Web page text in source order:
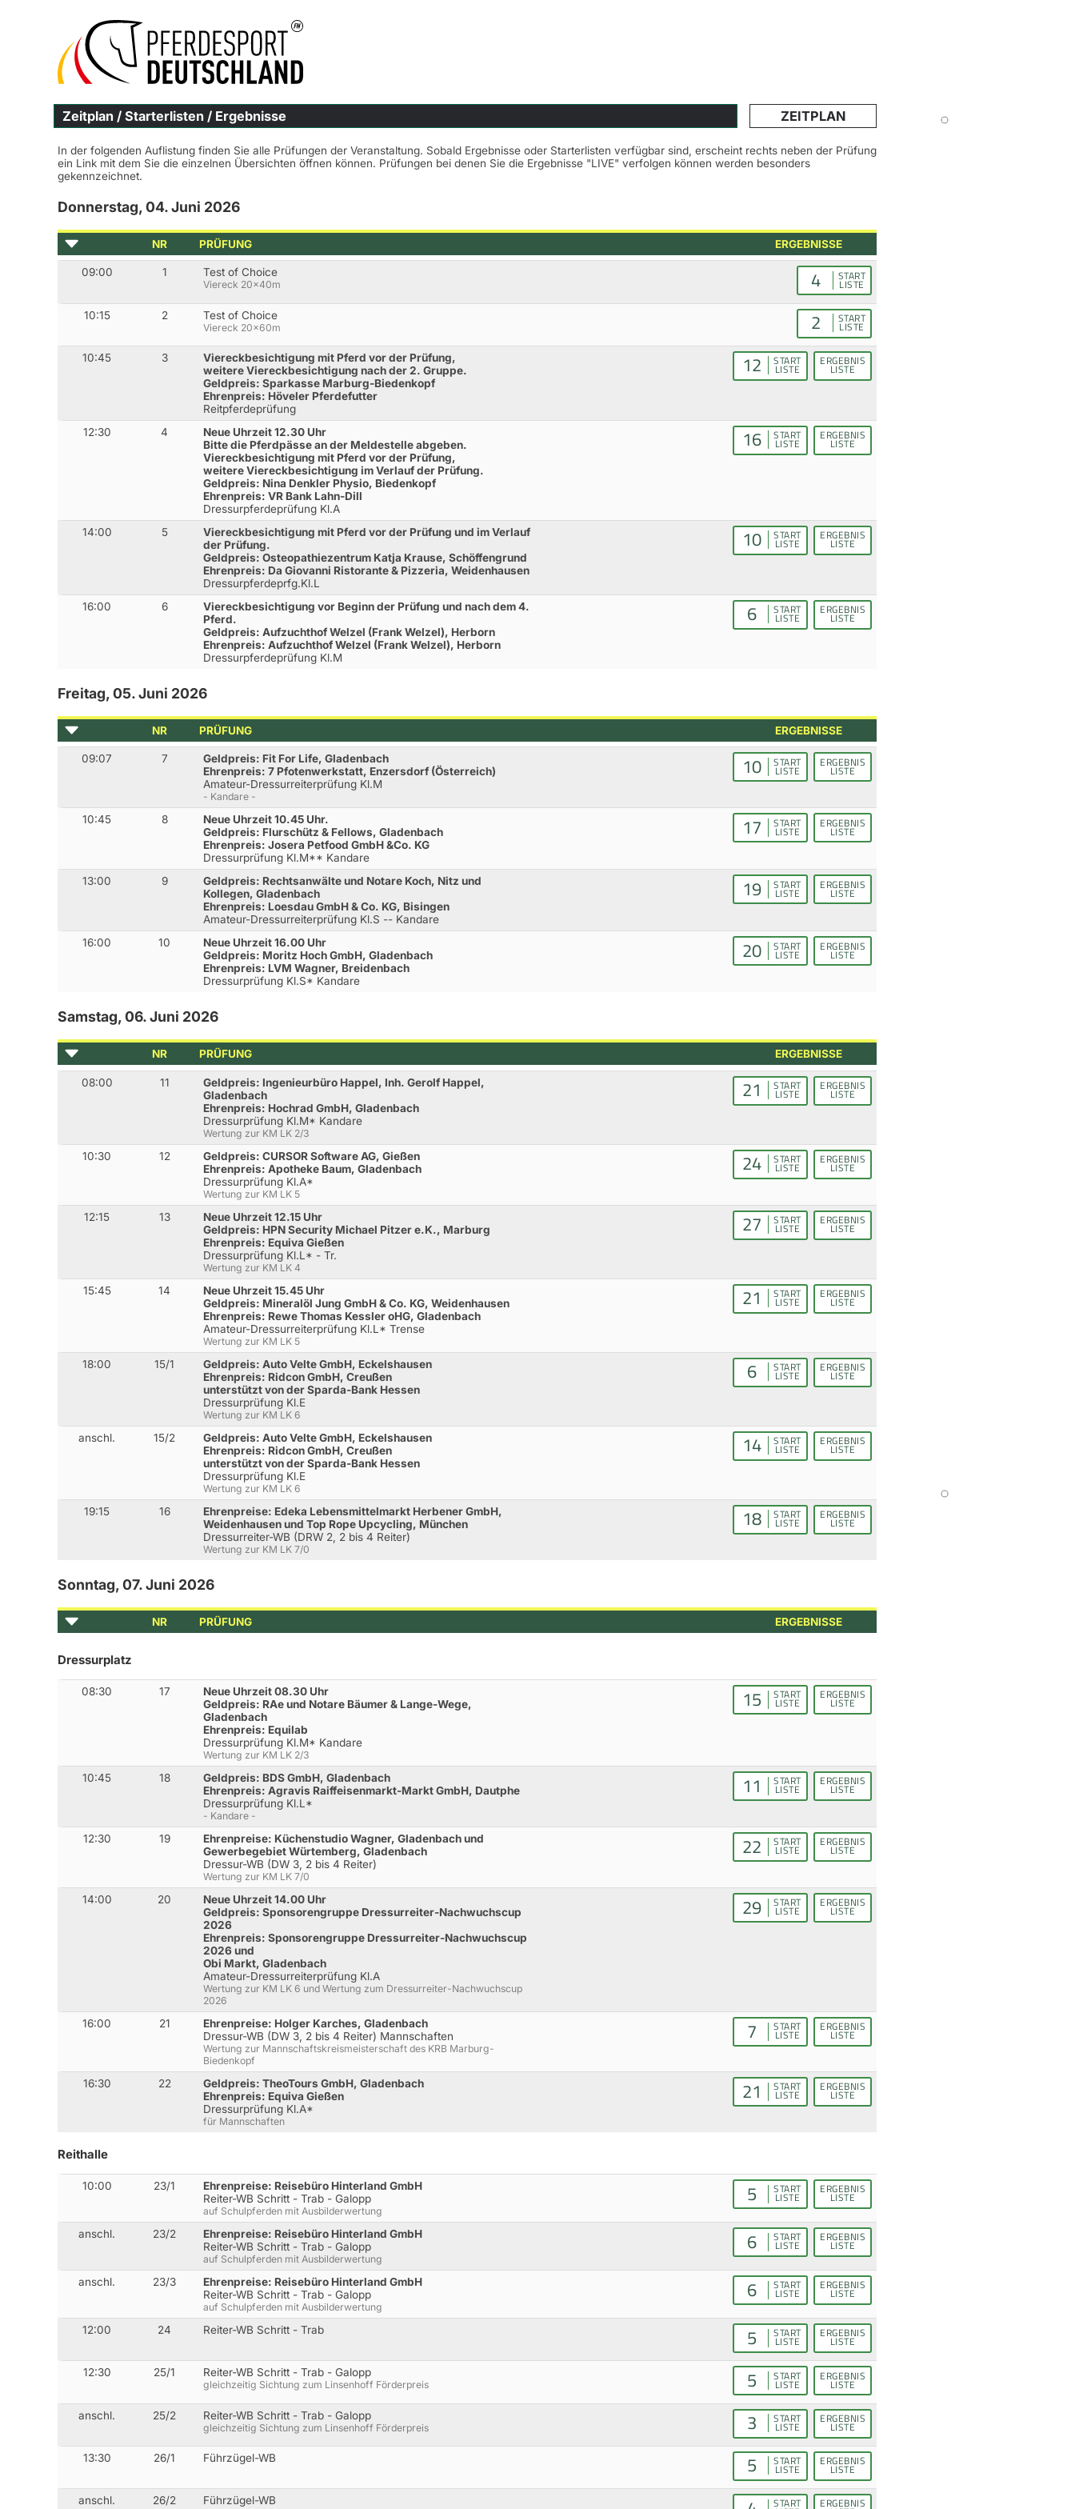
Zeitplan / Starterlisten / Ergebnisse ZEITPLAN
In der folgenden Auflistung finden Sie alle Prüfungen der Veranstaltung. Sobald Ergebnisse oder Starterlisten verfügbar sind, erscheint rechts neben der Prüfung
ein Link mit dem Sie die einzelnen Übersichten öffnen können. Prüfungen bei denen Sie die Ergebnisse "LIVE" verfolgen können werden besonders
gekennzeichnet.
Donnerstag, 04. Juni 2026
NR PRÜFUNG ERGEBNISSE
09:00 1 Test of Choice
Viereck 20x40m 4 START
LISTE
10:15 2 Test of Choice
Viereck 20x60m 2 START
LISTE
10:45 3
Viereckbesichtigung mit Pferd vor der Prüfung,
weitere Viereckbesichtigung nach der 2. Gruppe.
Geldpreis: Sparkasse Marburg-Biedenkopf
Ehrenpreis: Höveler Pferdefutter
Reitpferdeprüfung
12 START
LISTE
ERGEBNIS
LISTE
12:30 4
Neue Uhrzeit 12.30 Uhr
Bitte die Pferdpässe an der Meldestelle abgeben.
Viereckbesichtigung mit Pferd vor der Prüfung,
weitere Viereckbesichtigung im Verlauf der Prüfung.
Geldpreis: Nina Denkler Physio, Biedenkopf
Ehrenpreis: VR Bank Lahn-Dill
Dressurpferdeprüfung Kl.A
16 START
LISTE
ERGEBNIS
LISTE
14:00 5
Viereckbesichtigung mit Pferd vor der Prüfung und im Verlauf
der Prüfung.
Geldpreis: Osteopathiezentrum Katja Krause, Schöffengrund
Ehrenpreis: Da Giovanni Ristorante & Pizzeria, Weidenhausen
Dressurpferdeprfg.Kl.L
10 START
LISTE
ERGEBNIS
LISTE
16:00 6
Viereckbesichtigung vor Beginn der Prüfung und nach dem 4.
Pferd.
Geldpreis: Aufzuchthof Welzel (Frank Welzel), Herborn
Ehrenpreis: Aufzuchthof Welzel (Frank Welzel), Herborn
Dressurpferdeprüfung Kl.M
6 START
LISTE
ERGEBNIS
LISTE
Freitag, 05. Juni 2026
NR PRÜFUNG ERGEBNISSE
09:07 7
Geldpreis: Fit For Life, Gladenbach
Ehrenpreis: 7 Pfotenwerkstatt, Enzersdorf (Österreich)
Amateur-Dressurreiterprüfung Kl.M
- Kandare -
10 START
LISTE
ERGEBNIS
LISTE
10:45 8
Neue Uhrzeit 10.45 Uhr.
Geldpreis: Flurschütz & Fellows, Gladenbach
Ehrenpreis: Josera Petfood GmbH &Co. KG
Dressurprüfung Kl.M** Kandare
17 START
LISTE
ERGEBNIS
LISTE
13:00 9
Geldpreis: Rechtsanwälte und Notare Koch, Nitz und
Kollegen, Gladenbach
Ehrenpreis: Loesdau GmbH & Co. KG, Bisingen
Amateur-Dressurreiterprüfung Kl.S -- Kandare
19 START
LISTE
ERGEBNIS
LISTE
16:00 10
Neue Uhrzeit 16.00 Uhr
Geldpreis: Moritz Hoch GmbH, Gladenbach
Ehrenpreis: LVM Wagner, Breidenbach
Dressurprüfung Kl.S* Kandare
20 START
LISTE
ERGEBNIS
LISTE
Samstag, 06. Juni 2026
NR PRÜFUNG ERGEBNISSE
08:00 11
Geldpreis: Ingenieurbüro Happel, Inh. Gerolf Happel,
Gladenbach
Ehrenpreis: Hochrad GmbH, Gladenbach
Dressurprüfung Kl.M* Kandare
Wertung zur KM LK 2/3
21 START
LISTE
ERGEBNIS
LISTE
10:30 12
Geldpreis: CURSOR Software AG, Gießen
Ehrenpreis: Apotheke Baum, Gladenbach
Dressurprüfung Kl.A*
Wertung zur KM LK 5
24 START
LISTE
ERGEBNIS
LISTE
12:15 13
Neue Uhrzeit 12.15 Uhr
Geldpreis: HPN Security Michael Pitzer e.K., Marburg
Ehrenpreis: Equiva Gießen
Dressurprüfung Kl.L* - Tr.
Wertung zur KM LK 4
27 START
LISTE
ERGEBNIS
LISTE
15:45 14
Neue Uhrzeit 15.45 Uhr
Geldpreis: Mineralöl Jung GmbH & Co. KG, Weidenhausen
Ehrenpreis: Rewe Thomas Kessler oHG, Gladenbach
Amateur-Dressurreiterprüfung Kl.L* Trense
Wertung zur KM LK 5
21 START
LISTE
ERGEBNIS
LISTE
18:00 15/1
Geldpreis: Auto Velte GmbH, Eckelshausen
Ehrenpreis: Ridcon GmbH, Creußen
unterstützt von der Sparda-Bank Hessen
Dressurprüfung Kl.E
Wertung zur KM LK 6
6 START
LISTE
ERGEBNIS
LISTE
anschl. 15/2
Geldpreis: Auto Velte GmbH, Eckelshausen
Ehrenpreis: Ridcon GmbH, Creußen
unterstützt von der Sparda-Bank Hessen
Dressurprüfung Kl.E
Wertung zur KM LK 6
14 START
LISTE
ERGEBNIS
LISTE
19:15 16
Ehrenpreise: Edeka Lebensmittelmarkt Herbener GmbH,
Weidenhausen und Top Rope Upcycling, München
Dressurreiter-WB (DRW 2, 2 bis 4 Reiter)
Wertung zur KM LK 7/0
18 START
LISTE
ERGEBNIS
LISTE
Sonntag, 07. Juni 2026
NR PRÜFUNG ERGEBNISSE
Dressurplatz
08:30 17
Neue Uhrzeit 08.30 Uhr
Geldpreis: RAe und Notare Bäumer & Lange-Wege,
Gladenbach
Ehrenpreis: Equilab
Dressurprüfung Kl.M* Kandare
Wertung zur KM LK 2/3
15 START
LISTE
ERGEBNIS
LISTE
10:45 18
Geldpreis: BDS GmbH, Gladenbach
Ehrenpreis: Agravis Raiffeisenmarkt-Markt GmbH, Dautphe
Dressurprüfung Kl.L*
- Kandare -
11 START
LISTE
ERGEBNIS
LISTE
12:30 19
Ehrenpreise: Küchenstudio Wagner, Gladenbach und
Gewerbegebiet Würtemberg, Gladenbach
Dressur-WB (DW 3, 2 bis 4 Reiter)
Wertung zur KM LK 7/0
22 START
LISTE
ERGEBNIS
LISTE
14:00 20
Neue Uhrzeit 14.00 Uhr
Geldpreis: Sponsorengruppe Dressurreiter-Nachwuchscup
2026
Ehrenpreis: Sponsorengruppe Dressurreiter-Nachwuchscup
2026 und
Obi Markt, Gladenbach
Amateur-Dressurreiterprüfung Kl.A
Wertung zur KM LK 6 und Wertung zum Dressurreiter-Nachwuchscup
2026
29 START
LISTE
ERGEBNIS
LISTE
16:00 21
Ehrenpreise: Holger Karches, Gladenbach
Dressur-WB (DW 3, 2 bis 4 Reiter) Mannschaften
Wertung zur Mannschaftskreismeisterschaft des KRB Marburg-
Biedenkopf
7 START
LISTE
ERGEBNIS
LISTE
16:30 22
Geldpreis: TheoTours GmbH, Gladenbach
Ehrenpreis: Equiva Gießen
Dressurprüfung Kl.A*
für Mannschaften
21 START
LISTE
ERGEBNIS
LISTE
Reithalle
10:00 23/1
Ehrenpreise: Reisebüro Hinterland GmbH
Reiter-WB Schritt - Trab - Galopp
auf Schulpferden mit Ausbilderwertung
5 START
LISTE
ERGEBNIS
LISTE
anschl. 23/2
Ehrenpreise: Reisebüro Hinterland GmbH
Reiter-WB Schritt - Trab - Galopp
auf Schulpferden mit Ausbilderwertung
6 START
LISTE
ERGEBNIS
LISTE
anschl. 23/3
Ehrenpreise: Reisebüro Hinterland GmbH
Reiter-WB Schritt - Trab - Galopp
auf Schulpferden mit Ausbilderwertung
6 START
LISTE
ERGEBNIS
LISTE
12:00 24 Reiter-WB Schritt - Trab 5 START
LISTE
ERGEBNIS
LISTE
12:30 25/1 Reiter-WB Schritt - Trab - Galopp
gleichzeitig Sichtung zum Linsenhoff Förderpreis 5 START
LISTE
ERGEBNIS
LISTE
anschl. 25/2 Reiter-WB Schritt - Trab - Galopp
gleichzeitig Sichtung zum Linsenhoff Förderpreis 3 START
LISTE
ERGEBNIS
LISTE
13:30 26/1 Führzügel-WB 5 START
LISTE
ERGEBNIS
LISTE
anschl. 26/2 Führzügel-WB START ERGEBNIS